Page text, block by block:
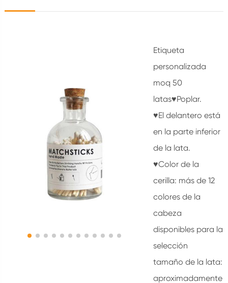
Etiqueta
personalizada
moq 50
latas♥Poplar.
♥El delantero está
en la parte inferior
de la lata.
♥Color de la
cerilla: más de 12
colores de la
cabeza
disponibles para la
selección
tamaño de la lata:
aproximadamente